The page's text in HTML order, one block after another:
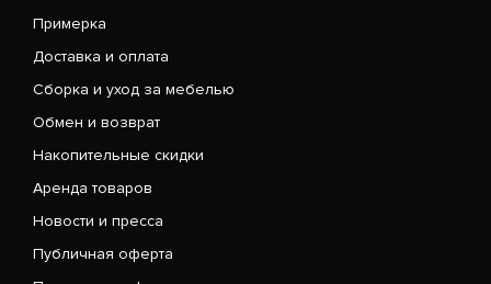
Примерка
Доставка и оплата
Сборка и уход за мебелью
Обмен и возврат
Накопительные скидки
Аренда товаров
Новости и пресса
Публичная оферта